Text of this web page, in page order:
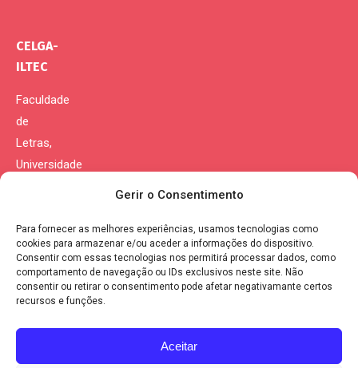
Gerir o Consentimento
Para fornecer as melhores experiências, usamos tecnologias como
cookies para armazenar e/ou aceder a informações do dispositivo.
Consentir com essas tecnologias nos permitirá processar dados, como
comportamento de navegação ou IDs exclusivos neste site. Não
consentir ou retirar o consentimento pode afetar negativamante certos
recursos e funções.
Aceitar
CELGA-
ILTEC
Faculdade
de
Letras,
Universidade
Morada:
Largo da
Porta
Férrea
3004-530